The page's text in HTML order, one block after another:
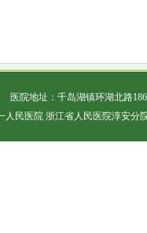
医院地址：千岛湖镇环湖北路
人民医院 浙江省人民医院淳安分